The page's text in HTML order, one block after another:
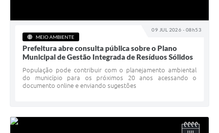
09 JUL 2026 - 08h53
MEIO AMBIENTE
Prefeitura abre consulta pública sobre o Plano
Municipal de Gestão Integrada de Resíduos Sólidos
População pode contribuir com o planejamento ambiental
do município para os próximos 20 anos acessando o
documento online e enviando sugestões